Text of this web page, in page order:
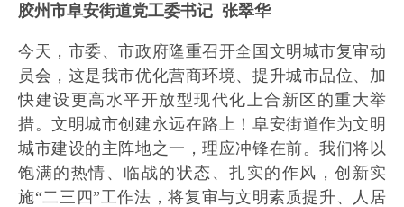
胶州市阜安街道党工委书记 张翠华
今天，市委、市政府隆重召开全国文明城市复审动
员会，这是我市优化营商环境、提升城市品位、加
快建设更高水平开放型现代化上合新区的重大举
措。文明城市创建永远在路上！阜安街道作为文明
城市建设的主阵地之一，理应冲锋在前。我们将以
饱满的热情、临战的状态、扎实的作风，创新实
施“二三四”工作法，将复审与文明素质提升、人居